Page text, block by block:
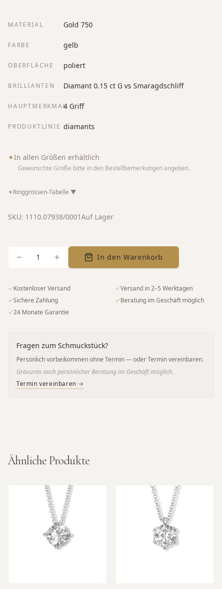
MATERIAL Gold 750
FARBE gelb
OBERFLÄCHE poliert
BRILLIANTEN Diamant 0.15 ct G vs Smaragdschliff
HAUPTMERKMAL4 Griff
PRODUKTLINIE diamants
✦In allen Größen erhältlich
Gewünschte Größe bitte in den Bestellbemerkungen angeben.
✦Ringgrössen-Tabelle ▼
SKU: 1110.07938/0001Auf Lager
1 In den Warenkorb
✓Kostenloser Versand ✓Versand in 2–5 Werktagen
✓Sichere Zahlung ✓Beratung im Geschäft möglich
✓24 Monate Garantie
Fragen zum Schmuckstück?
Persönlich vorbeikommen ohne Termin — oder Termin vereinbaren.
Gravuren nach persönlicher Beratung im Geschäft möglich.
Termin vereinbaren →
Ähnliche Produkte